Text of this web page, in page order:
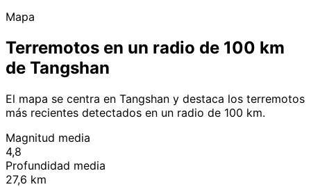
Mapa
Terremotos en un radio de 100 km
de Tangshan
El mapa se centra en Tangshan y destaca los terremotos
más recientes detectados en un radio de 100 km.
Magnitud media
4,8
Profundidad media
27,6 km